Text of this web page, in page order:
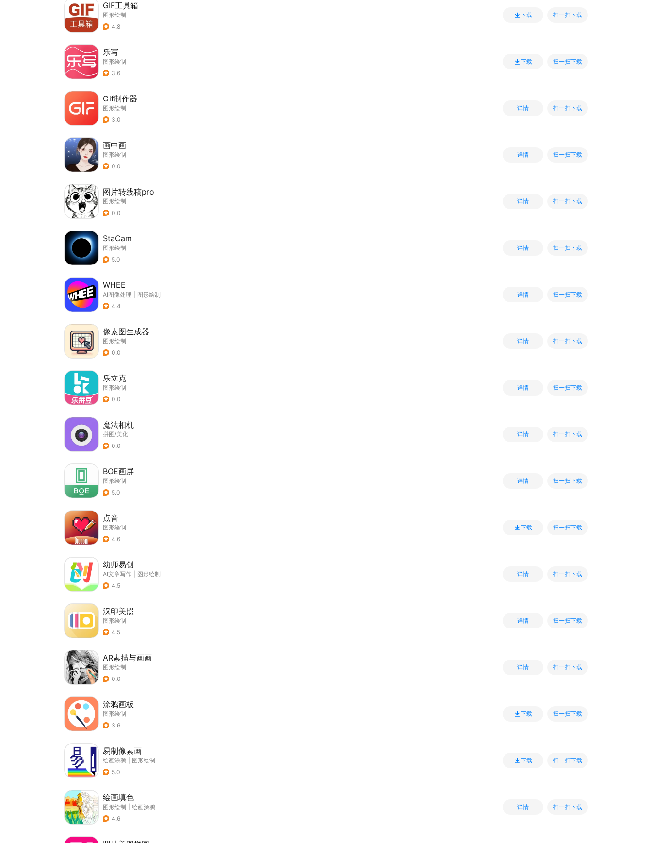
GIF工具箱
图形绘制
4.8
下载 扫一扫下载
乐写
图形绘制
3.6
下载 扫一扫下载
Gif制作器
图形绘制
3.0
详情 扫一扫下载
画中画
图形绘制
0.0
详情 扫一扫下载
图片转线稿pro
图形绘制
0.0
详情 扫一扫下载
StaCam
图形绘制
5.0
详情 扫一扫下载
WHEE
AI图像处理
图形绘制
4.4
详情 扫一扫下载
像素图生成器
图形绘制
0.0
详情 扫一扫下载
乐立克
图形绘制
0.0
详情 扫一扫下载
魔法相机
拼图/美化
0.0
详情 扫一扫下载
BOE画屏
图形绘制
5.0
详情 扫一扫下载
点音
图形绘制
4.6
下载 扫一扫下载
幼师易创
AI文章写作
图形绘制
4.5
详情 扫一扫下载
汉印美照
图形绘制
4.5
详情 扫一扫下载
AR素描与画画
图形绘制
0.0
详情 扫一扫下载
涂鸦画板
图形绘制
3.6
下载 扫一扫下载
易制像素画
绘画涂鸦
图形绘制
5.0
下载 扫一扫下载
绘画填色
图形绘制
绘画涂鸦
4.6
详情 扫一扫下载